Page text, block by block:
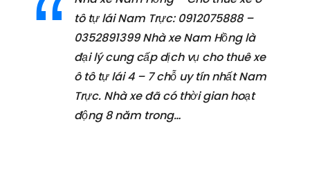
tô tự lái Nam Trực: 0912075888 –
0352891399 Nhà xe Nam Hồng là
đại lý cung cấp dịch vụ cho thuê xe
ô tô tự lái 4 – 7 chỗ uy tín nhất Nam
Trực. Nhà xe đã có thời gian hoạt
động 8 năm trong…